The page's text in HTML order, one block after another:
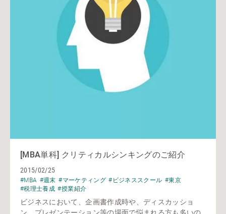
[MBA単科] クリティカルシンキングのご紹介
2015/02/25
#MBA #週末 #マーケティング #ビジネススクール #東京
#税理士養成 #授業紹介
ビジネスにおいて、企画書作成時や、ディスカッショ